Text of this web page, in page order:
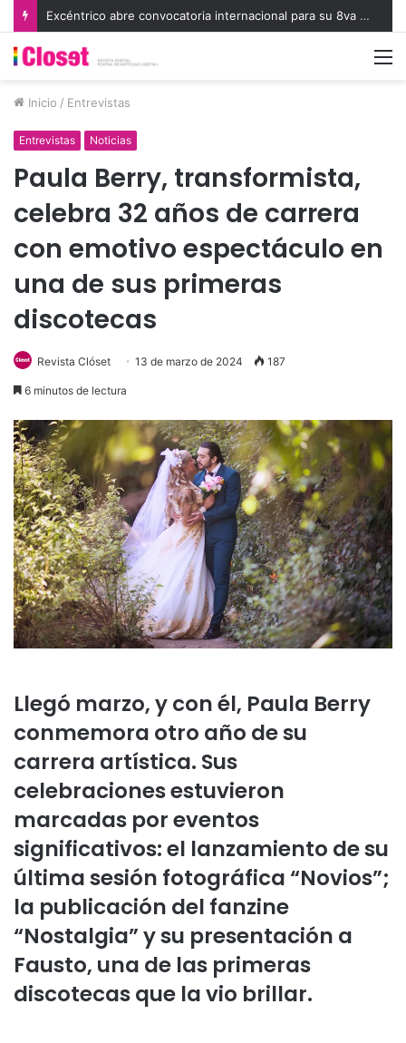
Excéntrico abre convocatoria internacional para su 8va edición e invita a exhibir nuevas miradas
Inicio / Entrevistas
Entrevistas Noticias
Paula Berry, transformista,
celebra 32 años de carrera
con emotivo espectáculo en
una de sus primeras
discotecas
Revista Clóset 13 de marzo de 2024 187
6 minutos de lectura
Llegó marzo, y con él, Paula Berry
conmemora otro año de su
carrera artística. Sus
celebraciones estuvieron
marcadas por eventos
significativos: el lanzamiento de su
última sesión fotográfica “Novios”;
la publicación del fanzine
“Nostalgia” y su presentación a
Fausto, una de las primeras
discotecas que la vio brillar.